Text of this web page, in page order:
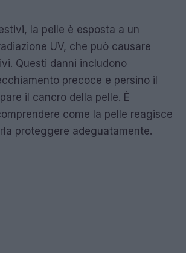
la pelle è esposta a un
UV, che può causare
Questi danni includono
precoce e persino il
il cancro della pelle. È
come la pelle reagisce
proteggere adeguatamente.